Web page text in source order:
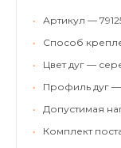
•
Артикул —
•
Способ
•
Цвет дуг —
•
Профиль дуг
•
Допустимая
•
Комплект